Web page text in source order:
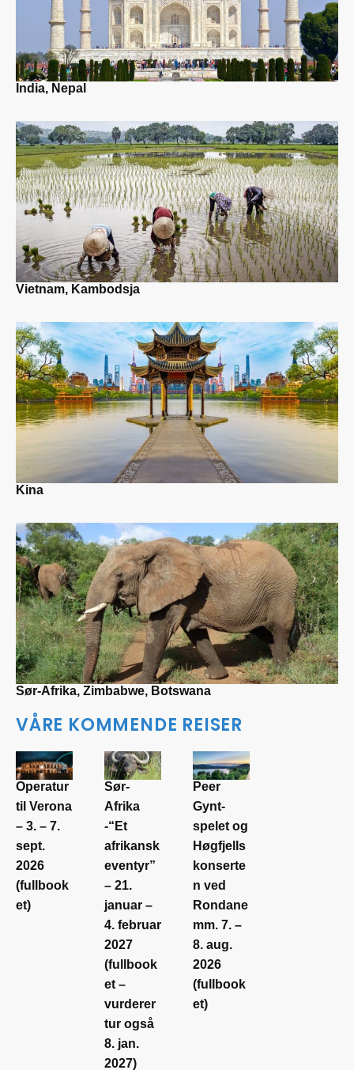
India, Nepal
Vietnam, Kambodsja
Kina
Sør-Afrika, Zimbabwe, Botswana
VÅRE KOMMENDE REISER
Operatur
til Verona
– 3. – 7.
sept.
2026
(fullbook
et)
Sør-
Afrika
-“Et
afrikansk
eventyr”
– 21.
januar –
4. februar
2027
(fullbook
et –
vurderer
tur også
8. jan.
2027)
Peer
Gynt-
spelet og
Høgfjells
konserte
n ved
Rondane
mm. 7. –
8. aug.
2026
(fullbook
et)